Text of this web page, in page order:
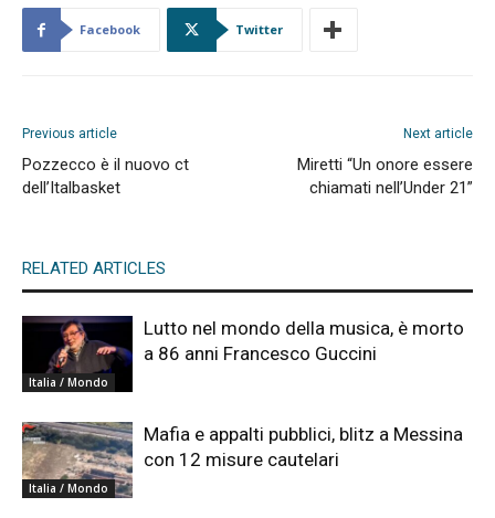
Facebook Twitter
Previous article
Pozzecco è il nuovo ct
dell’Italbasket
Next article
Miretti “Un onore essere
chiamati nell’Under 21”
RELATED ARTICLES
Italia / Mondo
Lutto nel mondo della musica, è morto
a 86 anni Francesco Guccini
Italia / Mondo
Mafia e appalti pubblici, blitz a Messina
con 12 misure cautelari